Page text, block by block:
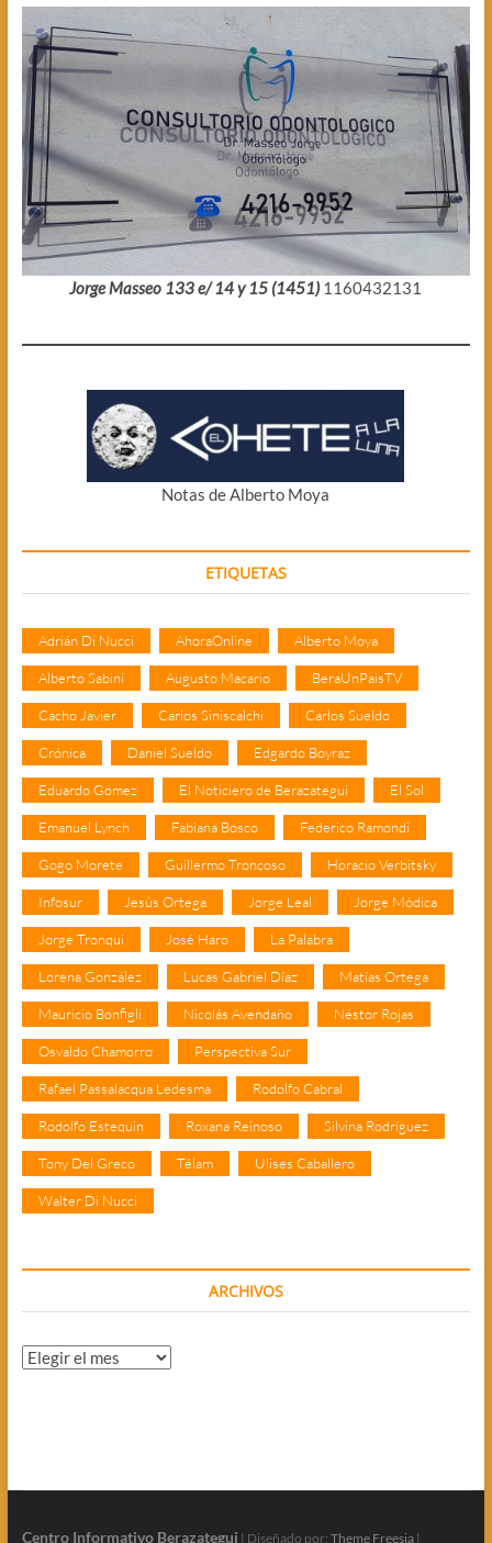
Jorge Masseo 133 e/ 14 y 15 (1451) 1160432131
Notas de Alberto Moya
ETIQUETAS
Adrián Di Nucci AhoraOnline Alberto Moya
Alberto Sabini Augusto Macario BeraUnPaisTV
Cacho Javier Carlos Siniscalchi Carlos Sueldo
Crónica Daniel Sueldo Edgardo Boyraz
Eduardo Gómez El Noticiero de Berazategui El Sol
Emanuel Lynch Fabiana Bosco Federico Ramondi
Gogo Morete Guillermo Troncoso Horacio Verbitsky
Infosur Jesús Ortega Jorge Leal Jorge Módica
Jorge Tronqui José Haro La Palabra
Lorena González Lucas Gabriel Díaz Matías Ortega
Mauricio Bonfigli Nicolás Avendaño Néstor Rojas
Osvaldo Chamorro Perspectiva Sur
Rafael Passalacqua Ledesma Rodolfo Cabral
Rodolfo Estequin Roxana Reinoso Silvina Rodríguez
Tony Del Greco Télam Ulises Caballero
Walter Di Nucci
ARCHIVOS
Archivos
Centro Informativo Berazategui | Diseñado por: Theme Freesia|